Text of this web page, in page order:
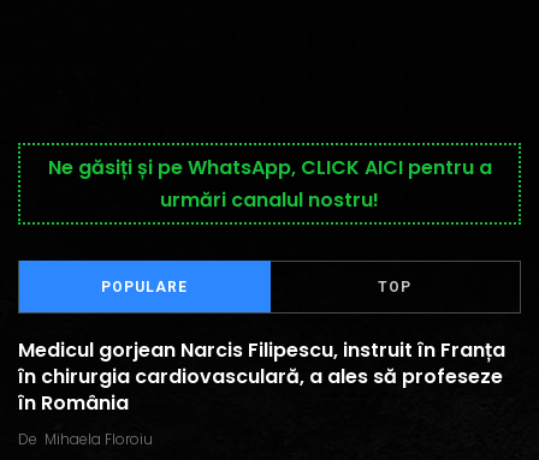
Ne găsiți și pe WhatsApp, CLICK AICI pentru a
urmări canalul nostru!
POPULARE TOP
Medicul gorjean Narcis Filipescu, instruit în Franța
în chirurgia cardiovasculară, a ales să profeseze
în România
De Mihaela Floroiu